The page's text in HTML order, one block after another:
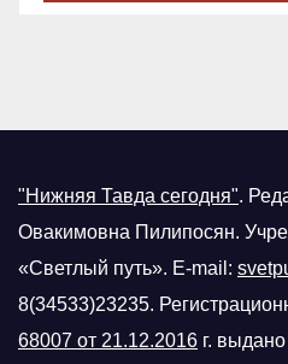
"Нижняя Тавда сегодня".
Овакимовна Пилипосян.
«Светлый путь». E-mail:
8(34533)23235.
68007 от 21.12.2016 г.